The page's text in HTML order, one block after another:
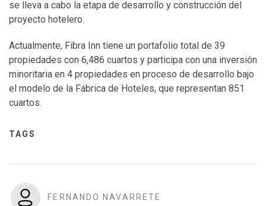
se lleva a cabo la etapa de desarrollo y construcción del
proyecto hotelero.
Actualmente, Fibra Inn tiene un portafolio total de 39
propiedades con 6,486 cuartos y participa con una inversión
minoritaria en 4 propiedades en proceso de desarrollo bajo
el modelo de la Fábrica de Hoteles, que representan 851
cuartos.
TAGS
FERNANDO NAVARRETE